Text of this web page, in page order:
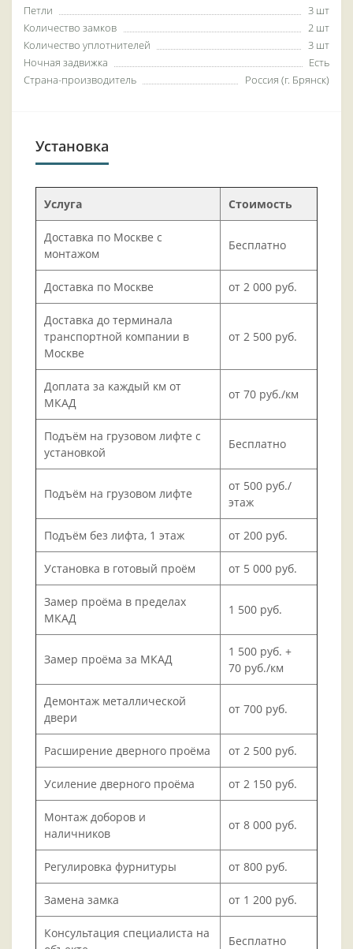
Петли
3 шт
Количество замков
2 шт
Количество уплотнителей
3 шт
Ночная задвижка
Есть
Страна-производитель
Россия (г. Брянск)
Установка
Услуга Стоимость
Доставка по Москве с
монтажом
Бесплатно
Доставка по Москве от 2 000 руб.
Доставка до терминала
транспортной компании в
Москве
от 2 500 руб.
Доплата за каждый км от
МКАД
от 70 руб./км
Подъём на грузовом лифте с
установкой
Бесплатно
Подъём на грузовом лифте
от 500 руб./
этаж
Подъём без лифта, 1 этаж от 200 руб.
Установка в готовый проём от 5 000 руб.
Замер проёма в пределах
МКАД
1 500 руб.
Замер проёма за МКАД
1 500 руб. +
70 руб./км
Демонтаж металлической
двери
от 700 руб.
Расширение дверного проёма от 2 500 руб.
Усиление дверного проёма от 2 150 руб.
Монтаж доборов и
наличников
от 8 000 руб.
Регулировка фурнитуры от 800 руб.
Замена замка от 1 200 руб.
Консультация специалиста на
Бесплатно